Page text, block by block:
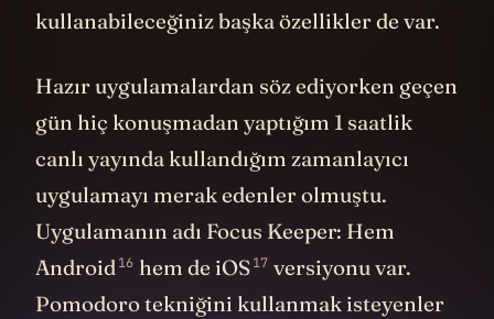
kullanabileceğiniz başka özellikler de var.
Hazır uygulamalardan söz ediyorken geçen
gün hiç konuşmadan yaptığım 1 saatlik
canlı yayında kullandığım zamanlayıcı
uygulamayı merak edenler olmuştu.
Uygulamanın adı Focus Keeper: Hem
Android16 hem de iOS17 versiyonu var.
Pomodoro tekniğini kullanmak isteyenler